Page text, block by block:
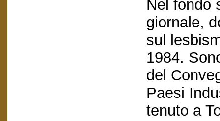
Nel fondo
giornale,
sul
1984.
del
Paesi
tenuto a